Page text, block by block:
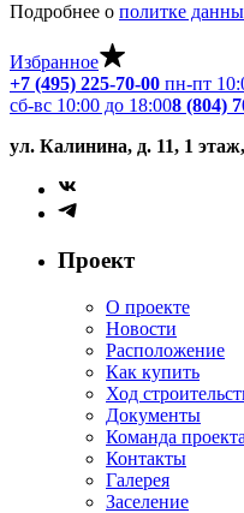
Подробнее о политке
Избранное
+7 (495) 225-70-00 пн-пт
сб-вс 10:00 до 18:008 (804)
ул. Калинина, д. 11, 1
Проект
О проекте
Новости
Расположение
Как купить
Ход
Документы
Команда проекта
Контакты
Галерея
Заселение